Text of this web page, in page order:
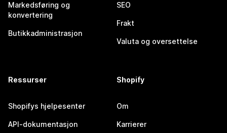
Markedsføring og
konvertering
Butikkadministrasjon
SEO
Frakt
Valuta og oversettelse
Ressurser
Shopifys hjelpesenter
API-dokumentasjon
Shopify
Om
Karrierer